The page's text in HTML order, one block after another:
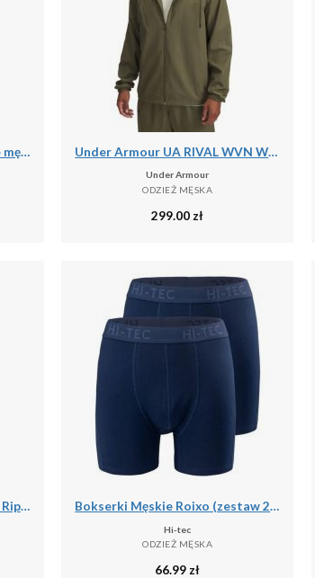
Spodnie dresowe treningowe męskie Under Armour Tricot Jogger (1290261-001) Under Armour UA RIVAL WVN WINDBREAKER Kurtka męska
Under Armour
ODZIEŻ MĘSKA
299.00 zł
Spodenki turystyczne męskie Rip Curl Travellers Walkshort granatowe CWADD9 28 Bokserki Męskie Roixo (zestaw 2 Sztuk)
Hi-tec
ODZIEŻ MĘSKA
66.99 zł